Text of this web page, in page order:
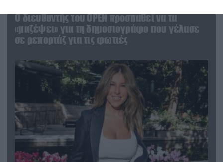
O διευθυντής του OPEN προσπαθεί να τα
«μαζέψει» για τη δημοσιογράφο που γέλασε
σε ρεπορτάζ για τις φωτιές